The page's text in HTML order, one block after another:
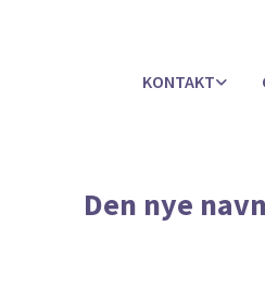
KONTAKT
Den nye